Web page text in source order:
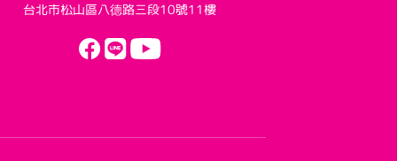
台北市松山區八德路三段10號11樓